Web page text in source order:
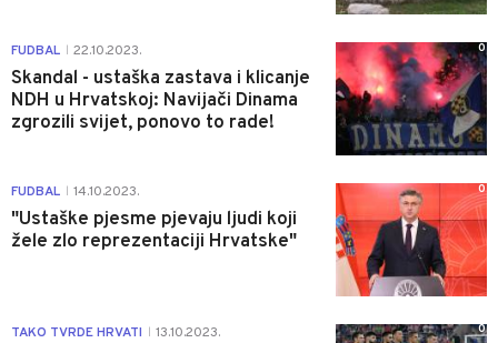
FUDBAL 22.10.2023.
Skandal - ustaška zastava i klicanje
NDH u Hrvatskoj: Navijači Dinama
zgrozili svijet, ponovo to rade!
0
FUDBAL 14.10.2023.
"Ustaške pjesme pjevaju ljudi koji
žele zlo reprezentaciji Hrvatske"
0
TAKO TVRDE HRVATI 13.10.2023. 0